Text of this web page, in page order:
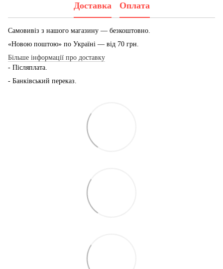
Доставка Оплата
Самовивіз з нашого магазину — безкоштовно.
«Новою поштою» по Україні — від 70 грн.
Більше інформації про доставку
- Післяплата.
- Банківський переказ.